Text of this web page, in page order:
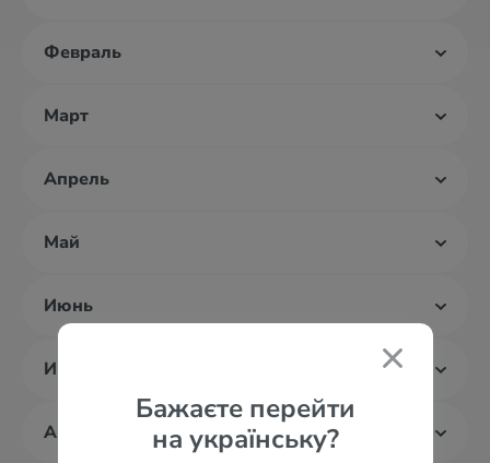
Бажаєте перейти
на українську?
Февраль
Март
Апрель
Май
Июнь
Июль
Август